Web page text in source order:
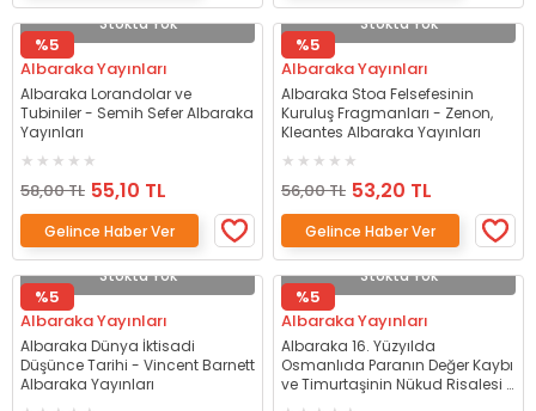
Stokta Yok
%5
Albaraka Yayınları
Albaraka Lorandolar ve
Tubiniler - Semih Sefer Albaraka
Yayınları
58,00 TL 55,10 TL
Gelince Haber Ver
Stokta Yok
%5
Albaraka Yayınları
Albaraka Stoa Felsefesinin
Kuruluş Fragmanları - Zenon,
Kleantes Albaraka Yayınları
56,00 TL 53,20 TL
Gelince Haber Ver
Stokta Yok
%5
Albaraka Yayınları
Albaraka Dünya İktisadi
Düşünce Tarihi - Vincent Barnett
Albaraka Yayınları
Stokta Yok
%5
Albaraka Yayınları
Albaraka 16. Yüzyılda
Osmanlıda Paranın Değer Kaybı
ve Timurtaşinin Nükud Risalesi -